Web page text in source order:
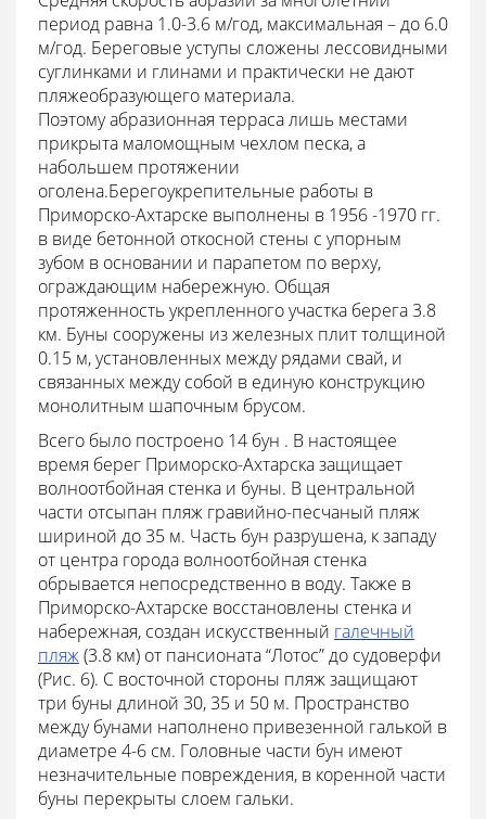
период равна 1.0-3.6 м/год, максимальная – до 6.0
м/год. Береговые уступы сложены лессовидными
суглинками и глинами и практически не дают
пляжеобразующего материала.
Поэтому абразионная терраса лишь местами
прикрыта маломощным чехлом песка, а
набольшем протяжении
оголена.Берегоукрепительные работы в
Приморско-Ахтарске выполнены в 1956 -1970 гг.
в виде бетонной откосной стены с упорным
зубом в основании и парапетом по верху,
ограждающим набережную. Общая
протяженность укрепленного участка берега 3.8
км. Буны сооружены из железных плит толщиной
0.15 м, установленных между рядами свай, и
связанных между собой в единую конструкцию
монолитным шапочным брусом.
Всего было построено 14 бун . В настоящее
время берег Приморско-Ахтарска защищает
волноотбойная стенка и буны. В центральной
части отсыпан пляж гравийно-песчаный пляж
шириной до 35 м. Часть бун разрушена, к западу
от центра города волноотбойная стенка
обрывается непосредственно в воду. Также в
Приморско-Ахтарске восстановлены стенка и
набережная, создан искусственный галечный
пляж(3.8 км) от пансионата “Лотос” до судоверфи
(Рис. 6). С восточной стороны пляж защищают
три буны длиной 30, 35 и 50 м. Пространство
между бунами наполнено привезенной галькой в
диаметре 4-6 см. Головные части бун имеют
незначительные повреждения, в коренной части
буны перекрыты слоем гальки.